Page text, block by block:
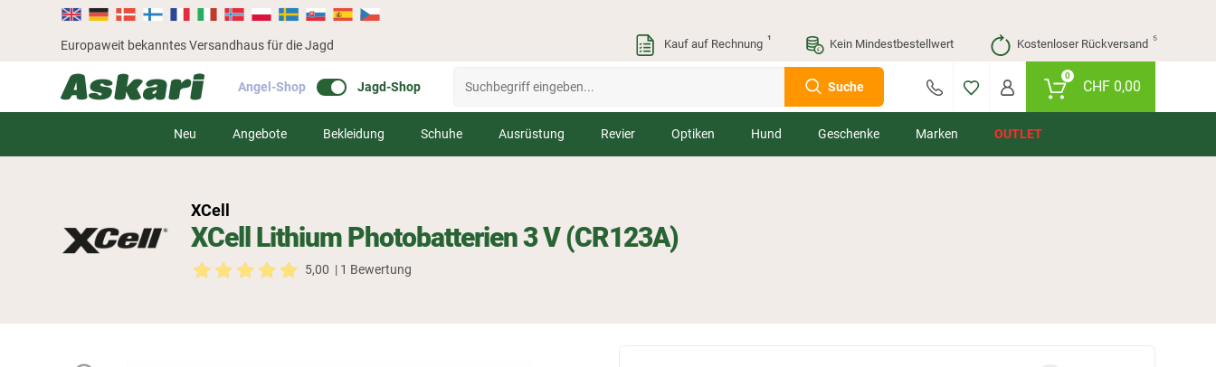
Europaweit bekanntes Versandhaus für die Jagd Kauf auf Rechnung ¹ Kein Mindestbestellwert Kostenloser Rückversand ⁵
Angel-Shop Jagd-Shop Suche
0
CHF0,00
Neu Angebote Bekleidung Schuhe Ausrüstung Revier Optiken Hund Geschenke Marken OUTLET
XCell Lithium Photobatterien 3 V (CR123A)
XCell
5,00 | 1 Bewertung